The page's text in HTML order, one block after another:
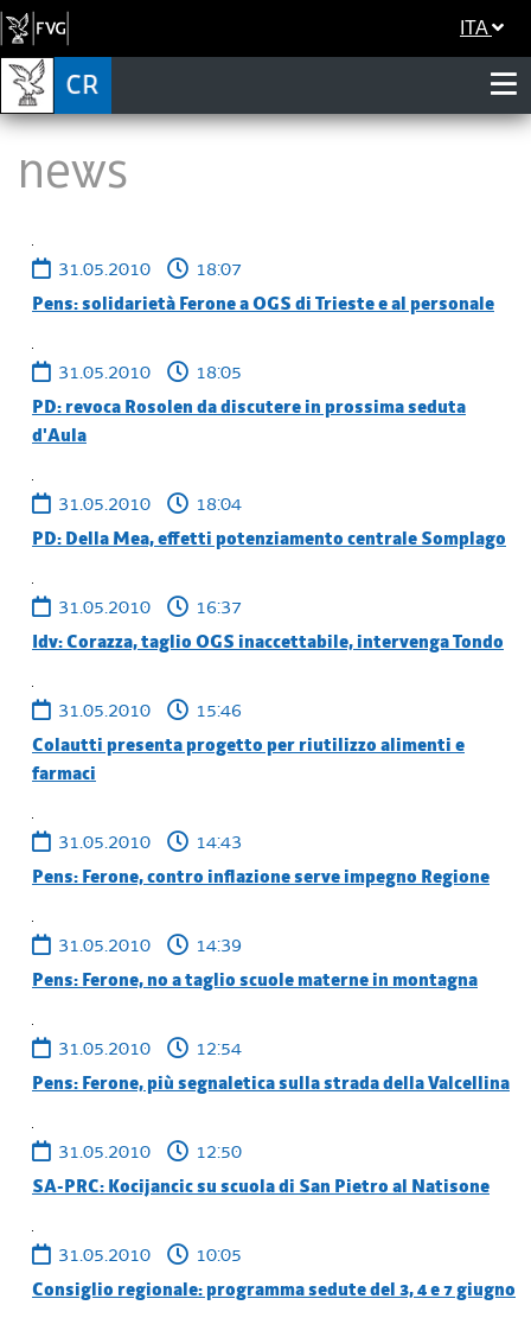
ITA
News
31.05.2010 18:07
Pens: solidarietà Ferone a OGS di Trieste e al personale
31.05.2010 18:05
PD: revoca Rosolen da discutere in prossima seduta
d'Aula
31.05.2010 18:04
PD: Della Mea, effetti potenziamento centrale Somplago
31.05.2010 16:37
Idv: Corazza, taglio OGS inaccettabile, intervenga Tondo
31.05.2010 15:46
Colautti presenta progetto per riutilizzo alimenti e
farmaci
31.05.2010 14:43
Pens: Ferone, contro inflazione serve impegno Regione
31.05.2010 14:39
Pens: Ferone, no a taglio scuole materne in montagna
31.05.2010 12:54
Pens: Ferone, più segnaletica sulla strada della Valcellina
31.05.2010 12:50
SA-PRC: Kocijancic su scuola di San Pietro al Natisone
31.05.2010 10:05
Consiglio regionale: programma sedute del 3, 4 e 7 giugno